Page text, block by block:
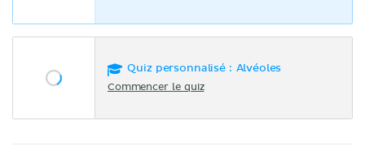
Quiz personnalisé : Alvéoles
Commencer le quiz